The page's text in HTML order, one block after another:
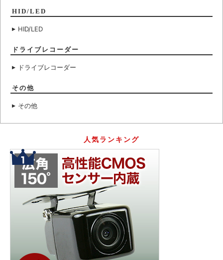
HID/LED
HID/LED
ドライブレコーダー
ドライブレコーダー
その他
その他
人気ランキング